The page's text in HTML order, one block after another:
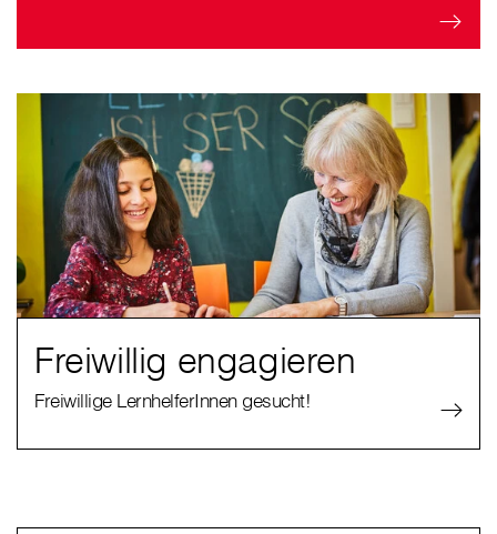
Freiwillig engagieren
Freiwillige LernhelferInnen gesucht!